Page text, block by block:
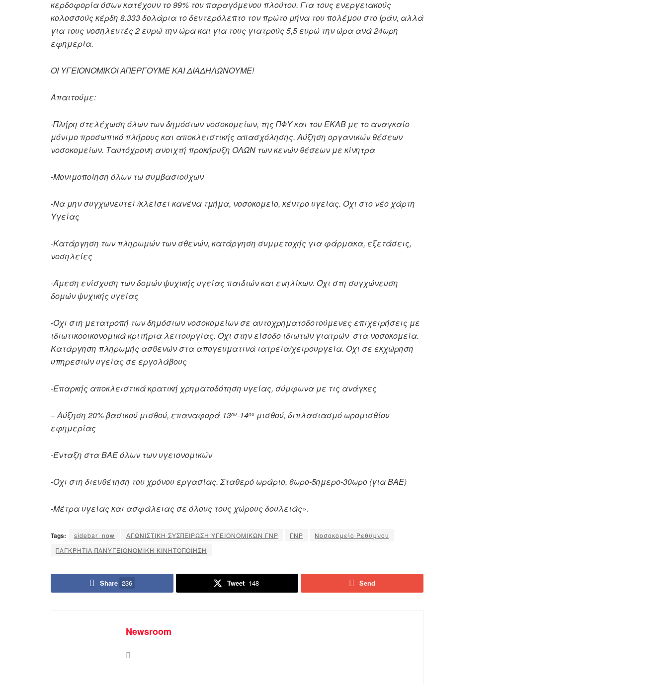
κερδοφορία όσων κατέχουν το 99% του παραγόμενου πλούτου. Για τους ενεργειακούς
κολοσσούς κέρδη 8.333 δολάρια το δευτερόλεπτο τον πρώτο μήνα του πολέμου στο Ιράν, αλλά
για τους νοσηλευτές 2 ευρώ την ώρα και για τους γιατρούς 5,5 ευρώ την ώρα ανά 24ωρη
εφημερία.
ΟΙ ΥΓΕΙΟΝΟΜΙΚΟΙ ΑΠΕΡΓΟΥΜΕ ΚΑΙ ΔΙΑΔΗΛΩΝΟΥΜΕ!
Απαιτούμε:
-Πλήρη στελέχωση όλων των δημόσιων νοσοκομείων, της ΠΦΥ και του ΕΚΑΒ με το αναγκαίο
μόνιμο προσωπικό πλήρους και αποκλειστικής απασχόλησης. Αύξηση οργανικών θέσεων
νοσοκομείων. Ταυτόχρονη ανοιχτή προκήρυξη ΟΛΩΝ των κενών θέσεων με κίνητρα
-Μονιμοποίηση όλων τω συμβασιούχων
-Να μην συγχωνευτεί /κλείσει κανένα τμήμα, νοσοκομείο, κέντρο υγείας. Όχι στο νέο χάρτη
Υγείας
-Κατάργηση των πληρωμών των σθενών, κατάργηση συμμετοχής για φάρμακα, εξετάσεις,
νοσηλείες
-Άμεση ενίσχυση των δομών ψυχικής υγείας παιδιών και ενηλίκων. Όχι στη συγχώνευση
δομών ψυχικής υγείας
-Όχι στη μετατροπή των δημόσιων νοσοκομείων σε αυτοχρηματοδοτούμενες επιχειρήσεις με
ιδιωτικοοικονομικά κριτήρια λειτουργίας. Όχι στην είσοδο ιδιωτών γιατρών στα νοσοκομεία.
Κατάργηση πληρωμής ασθενών στα απογευματινά ιατρεία/χειρουργεία. Όχι σε εκχώρηση
υπηρεσιών υγείας σε εργολάβους
-Επαρκής αποκλειστικά κρατική χρηματοδότηση υγείας, σύμφωνα με τις ανάγκες
– Αύξηση 20% βασικού μισθού, επαναφορά 13ου-14ου μισθού, διπλασιασμό ωρομισθίου
εφημερίας
-Ένταξη στα ΒΑΕ όλων των υγειονομικών
-Όχι στη διευθέτηση του χρόνου εργασίας. Σταθερό ωράριο, 6ωρο-5ημερο-30ωρο (για ΒΑΕ)
-Μέτρα υγείας και ασφάλειας σε όλους τους χώρους δουλειάς».
Tags: sidebar_now ΑΓΩΝΙΣΤΙΚΗ ΣΥΣΠΕΙΡΩΣΗ ΥΓΕΙΟΝΟΜΙΚΩΝ ΓΝΡ ΓΝΡ
Νοσοκομείο Ρεθύμνου
ΠΑΓΚΡΗΤΙΑ ΠΑΝΥΓΕΙΟΝΟΜΙΚΗ ΚΙΝΗΤΟΠΟΙΗΣΗ
Share 236 Tweet 148 Send
Newsroom